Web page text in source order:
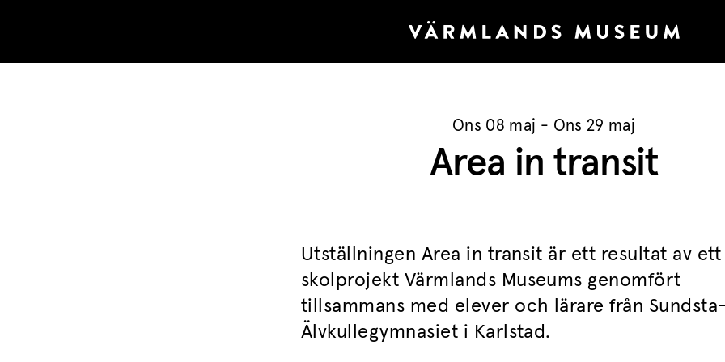
Ons 08 maj - Ons 29 maj
Area in transit
Utställningen Area in transit är ett resultat av ett
skolprojekt Värmlands Museums genomfört
tillsammans med elever och lärare från
Älvkullegymnasiet i Karlstad.